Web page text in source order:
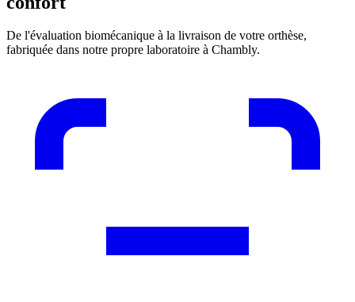
De l'évaluation biomécanique à la livraison de votre orthèse,
fabriquée dans notre propre laboratoire à Chambly.